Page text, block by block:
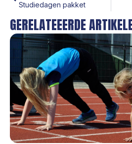
Studiedagen pakket
GERELATEEERDE